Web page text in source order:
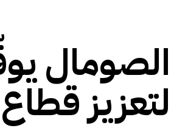
الصومال
لتعزيز